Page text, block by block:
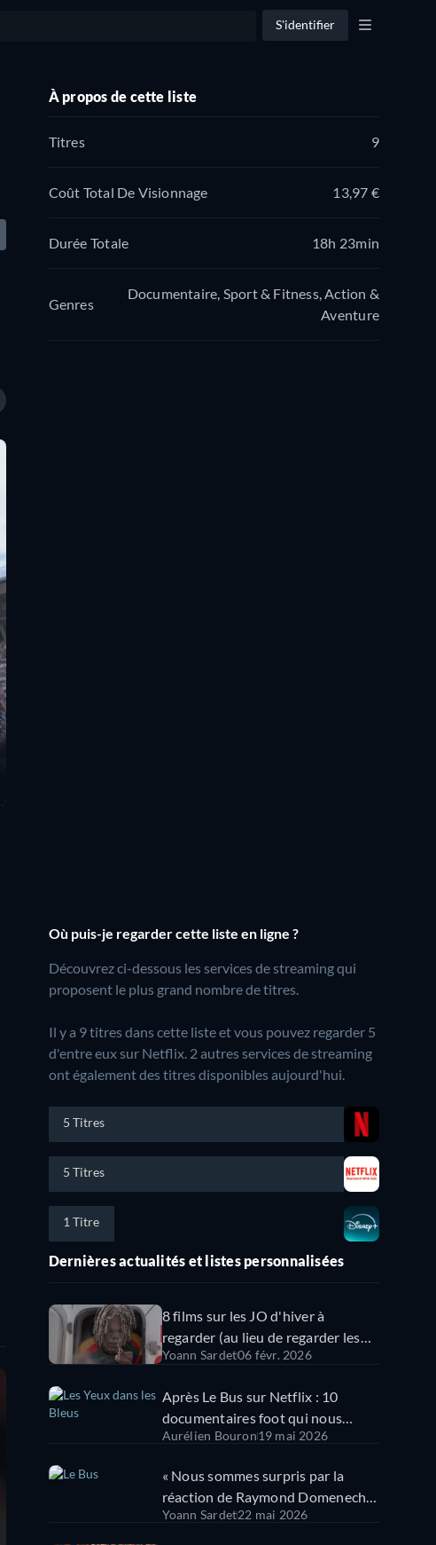
S'identifier
À propos de cette liste
Titres 9
Coût Total De Visionnage 13,97 €
Durée Totale 18h 23min
Genres
Documentaire, Sport & Fitness, Action &
Aventure
Où puis-je regarder cette liste en ligne ?
Découvrez ci-dessous les services de streaming qui
proposent le plus grand nombre de titres.
Il y a 9 titres dans cette liste et vous pouvez regarder 5
d'entre eux sur Netflix. 2 autres services de streaming
ont également des titres disponibles aujourd'hui.
5 Titres
5 Titres
1 Titre
Dernières actualités et listes personnalisées
8 films sur les JO d'hiver à
regarder (au lieu de regarder les
Jeux !)
Yoann Sardet06 févr. 2026
Après Le Bus sur Netflix : 10
documentaires foot qui nous
donnent envie de mettre les
Aurélien Bouron19 mai 2026
« Nous sommes surpris par la
réaction de Raymond Domenech »
: le producteur du documentaire
Yoann Sardet22 mai 2026